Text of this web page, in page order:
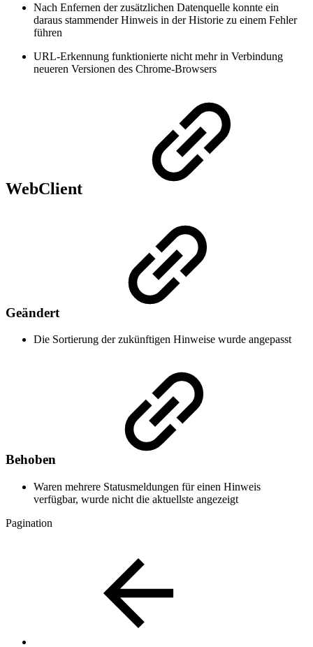
Nach Enfernen der zusätzlichen Datenquelle konnte ein
daraus stammender Hinweis in der Historie zu einem Fehler
führen
URL-Erkennung funktionierte nicht mehr in Verbindung
neueren Versionen des Chrome-Browsers
WebClient
Geändert
Die Sortierung der zukünftigen Hinweise wurde angepasst
Behoben
Waren mehrere Statusmeldungen für einen Hinweis
verfügbar, wurde nicht die aktuellste angezeigt
Pagination